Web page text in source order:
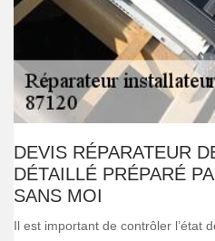
DEVIS RÉPARATEUR
DÉTAILLÉ PRÉPARÉ
SANS MOI
Il est important de contrôler l’état